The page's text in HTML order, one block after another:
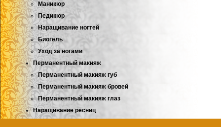
Маникюр
Педикюр
Наращивание ногтей
Биогель
Уход за ногами
Перманентный макияж
Перманентный макияж губ
Перманентный макияж бровей
Перманентный макияж глаз
Наращивание ресниц